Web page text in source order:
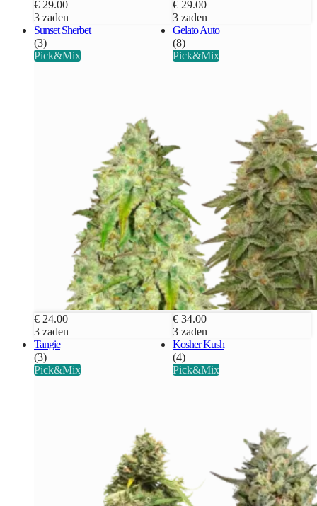
€ 29.00
3 zaden
€ 29.00
3 zaden
Sunset Sherbet
(3)
Pick&Mix
€ 24.00
3 zaden
Gelato Auto
(8)
Pick&Mix
€ 34.00
3 zaden
Tangie
(3)
Pick&Mix
Kosher Kush
(4)
Pick&Mix